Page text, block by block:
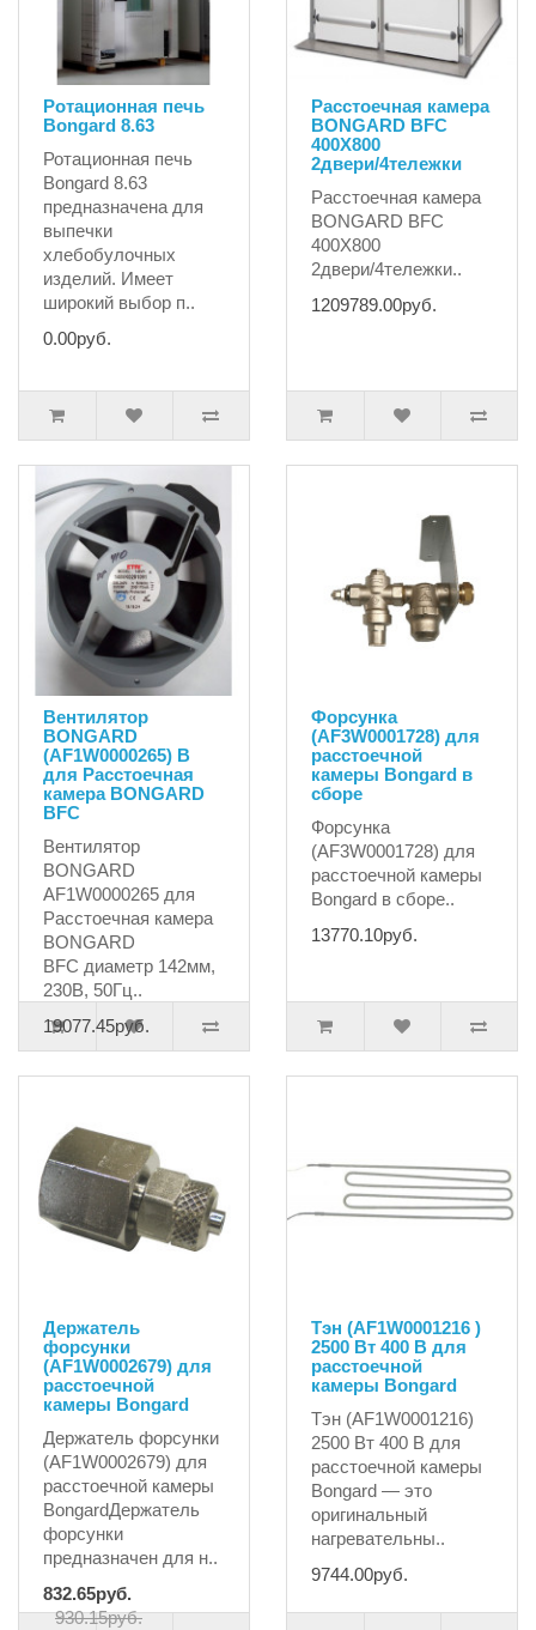
Ротационная печь
Bongard 8.63
Ротационная печь
Bongard 8.63
предназначена для
выпечки
хлебобулочных
изделий. Имеет
широкий выбор п..
0.00руб.
Расстоечная камера
BONGARD BFC
400X800
2двери/4тележки
Расстоечная камера
BONGARD BFC
400X800
2двери/4тележки..
1209789.00руб.
Вентилятор
BONGARD
(AF1W0000265) B
для Расстоечная
камера BONGARD
BFC
Вентилятор
BONGARD
AF1W0000265 для
Расстоечная камера
BONGARD
BFC диаметр 142мм,
230В, 50Гц..
19077.45руб.
Форсунка
(AF3W0001728) для
расстоечной
камеры Bongard в
сборе
Форсунка
(AF3W0001728) для
расстоечной камеры
Bongard в сборе..
13770.10руб.
Держатель
форсунки
(AF1W0002679) для
расстоечной
камеры Bongard
Держатель форсунки
(AF1W0002679) для
расстоечной камеры
BongardДержатель
форсунки
предназначен для н..
832.65руб.
930.15руб.
Тэн (AF1W0001216 )
2500 Вт 400 В для
расстоечной
камеры Bongard
Тэн (AF1W0001216)
2500 Вт 400 В для
расстоечной камеры
Bongard — это
оригинальный
нагревательны..
9744.00руб.